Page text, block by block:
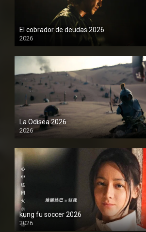
El cobrador de deudas 2026
2026
1080P
La Odisea 2026
2026
1080P
kung fu soccer 2026
2026
1080P